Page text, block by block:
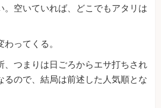
。空いていれば、どこでもアタリは
ってくる。
、つまりは日ごろからエサ打ちされ
るので、結局は前述した人気順とな